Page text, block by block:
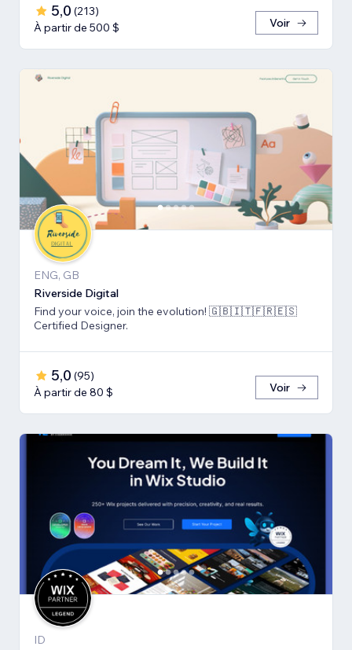
5,0 (213)
À partir de 500 $
Voir
ENG, GB
Riverside Digital
Find your voice, join the evolution! 🇬🇧🇮🇹🇫🇷🇪🇸
Certified Designer.
5,0 (95)
À partir de 80 $
Voir
ID